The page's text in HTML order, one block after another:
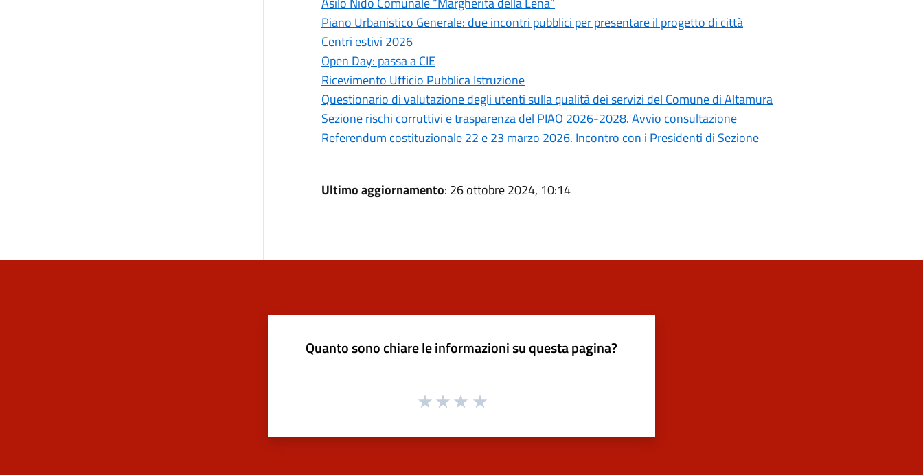
Piano Urbanistico Generale: due incontri pubblici per presentare il progetto di città
Centri estivi 2026
Open Day: passa a CIE
Ricevimento Ufficio Pubblica Istruzione
Questionario di valutazione degli utenti sulla qualità dei servizi del Comune di Altamura
Sezione rischi corruttivi e trasparenza del PIAO 2026-2028. Avvio consultazione
Referendum costituzionale 22 e 23 marzo 2026. Incontro con i Presidenti di Sezione
Ultimo aggiornamento: 26 ottobre 2024, 10:14
Quanto sono chiare le informazioni su questa pagina?